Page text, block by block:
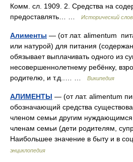
Комм. сл. 1909. 2. Средства на
предоставлять… …
Исторический
Алименты — (от лат. alimentum
или натурой) для питания
обязывает выплачивать одного из
несовершеннолетнему ребёнку,
родителю, и т.д..… …
Википедия
АЛИМЕНТЫ — (от лат. alimentum
обозначающий средства
членом семьи другим
членам семьи (дети родителям,
Наибольшее значение в быту и в
энциклопедия